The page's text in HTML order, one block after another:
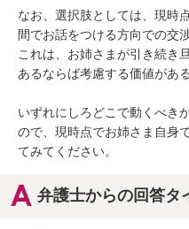
なお、選択肢としては、現時
間でお話をつける方向での交
これは、お姉さまが引き続き
あるならば考慮する価値があ
いずれにしろどこで動くべき
ので、現時点でお姉さま自身
てみてください。
弁護士からの回答タ